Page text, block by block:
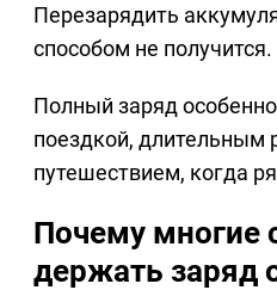
Перезарядить
способом не получится.
Полный заряд
поездкой, длительным
путешествием, когда
Почему многие
держать заряд